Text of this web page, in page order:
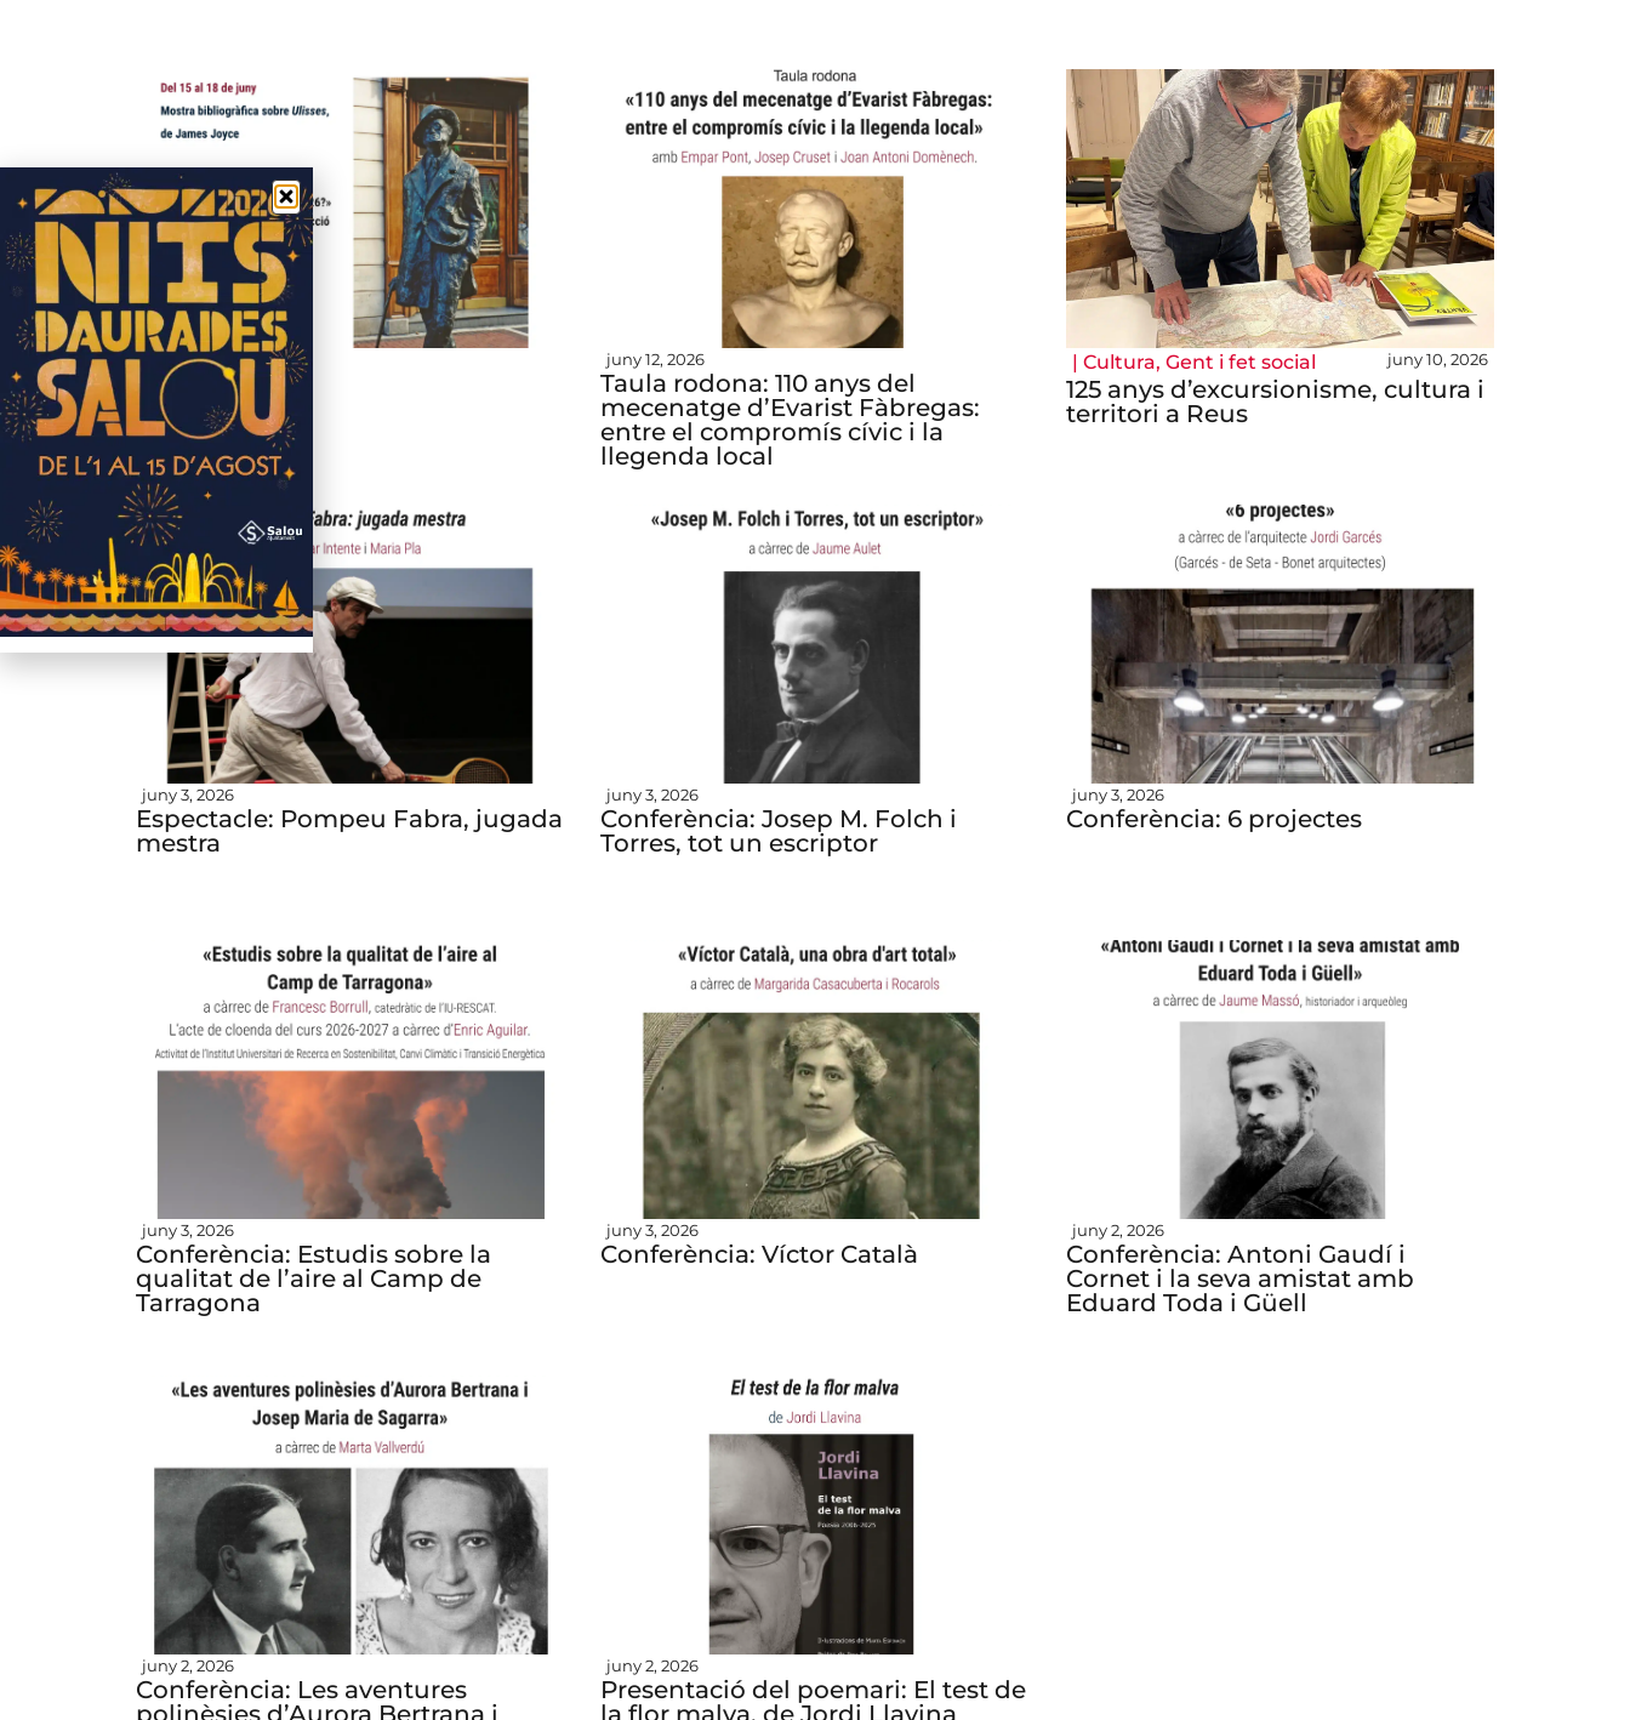
juny 12, 2026
Bloomsday
juny 12, 2026
Taula rodona: 110 anys del
mecenatge d’Evarist Fàbregas:
entre el compromís cívic i la
llegenda local
| Cultura, Gent i fet social juny 10, 2026
125 anys d’excursionisme, cultura i
territori a Reus
juny 3, 2026
Espectacle: Pompeu Fabra, jugada
mestra
juny 3, 2026
Conferència: Josep M. Folch i
Torres, tot un escriptor
juny 3, 2026
Conferència: 6 projectes
juny 3, 2026
Conferència: Estudis sobre la
qualitat de l’aire al Camp de
Tarragona
juny 3, 2026
Conferència: Víctor Català
juny 2, 2026
Conferència: Antoni Gaudí i
Cornet i la seva amistat amb
Eduard Toda i Güell
juny 2, 2026
Conferència: Les aventures
polinèsies d’Aurora Bertrana i
juny 2, 2026
Presentació del poemari: El test de
la flor malva, de Jordi Llavina